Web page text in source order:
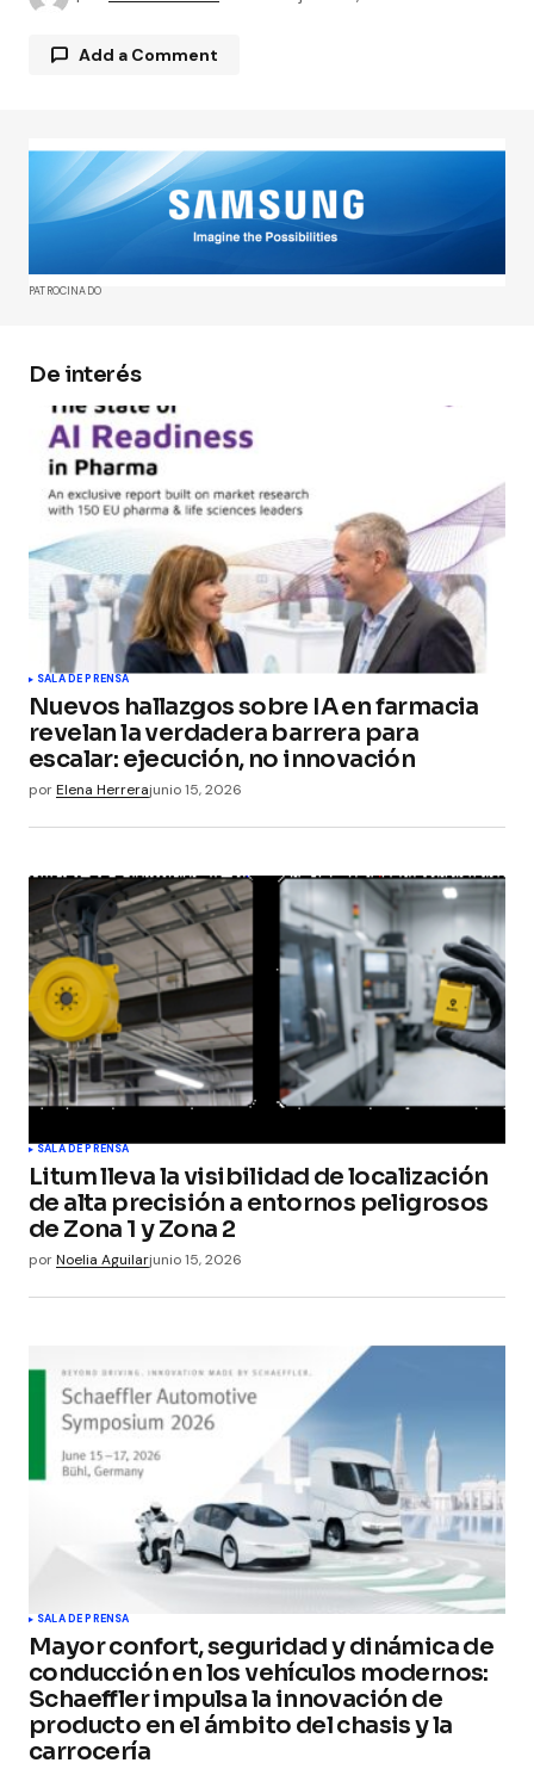
Add a Comment
Tu dirección de correo electrónico no será
publicada.Los campos obligatorios están
marcados con*
Comment*
Your Name*
Your E-mail*
Guarda mi nombre, correo electrónico y web en
este navegador para la próxima vez que
comente.
Submit Comment
PATROCINADO
De interés
SALA DE PRENSA
Nuevos hallazgos sobre IA en farmacia
revelan la verdadera barrera para
escalar: ejecución, no innovación
porElena Herrerajunio 15, 2026
SALA DE PRENSA
Litum lleva la visibilidad de localización
de alta precisión a entornos peligrosos
de Zona 1 y Zona 2
porNoelia Aguilarjunio 15, 2026
SALA DE PRENSA
Mayor confort, seguridad y dinámica de
conducción en los vehículos modernos:
Schaeffler impulsa la innovación de
producto en el ámbito del chasis y la
carrocería